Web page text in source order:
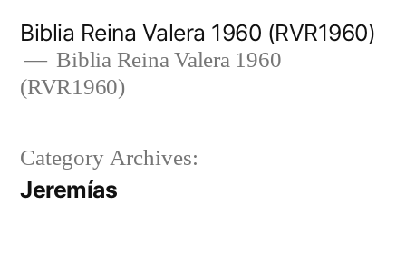
content
Biblia Reina Valera 1960 (RVR1960)
Biblia Reina Valera 1960
(RVR1960)
Category Archives:
Jeremías